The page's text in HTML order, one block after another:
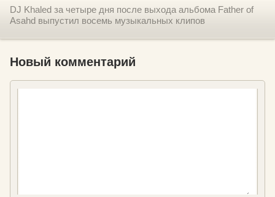
DJ Khaled за четыре дня после выхода альбома Father of
Asahd выпустил восемь музыкальных клипов
Новый комментарий